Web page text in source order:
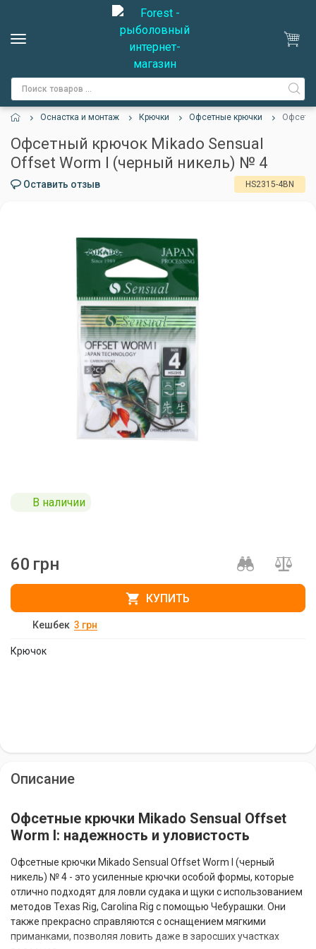
Оснастка и монтаж Крючки Офсетные крючки
Офсетный крючок Mikado Sensual
Offset Worm I (черный никель) № 4
Оставить отзыв HS2315-4BN
Крючок
В наличии
60 грн
КУПИТЬ
Кешбек 3 грн
Описание
Офсетные крючки Mikado Sensual Offset
Worm I: надежность и уловистость
Офсетные крючки Mikado Sensual Offset Worm I (черный
никель) № 4 - это усиленные крючки особой формы, которые
отлично подходят для ловли судака и щуки с использованием
методов Texas Rig, Carolina Rig с помощью Чебурашки. Они
также прекрасно справляются с оснащением мягкими
приманками, позволяя ловить даже в заросших участках